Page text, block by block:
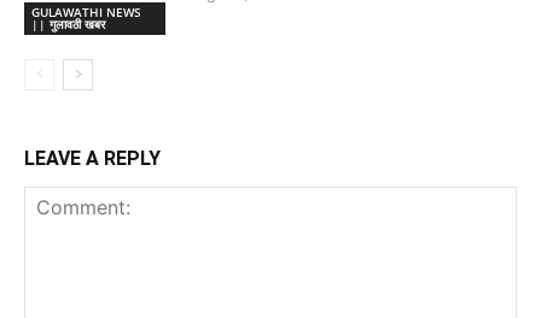
GULAWATHI NEWS
|| गुलावठी खबर
LEAVE A REPLY